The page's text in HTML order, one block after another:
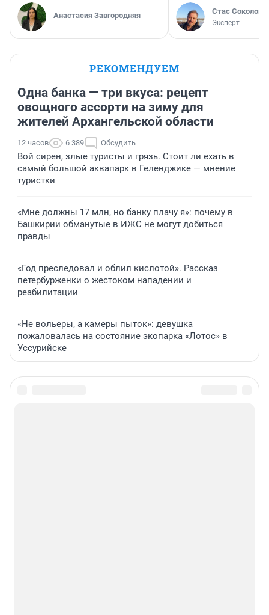
Анастасия Завгородняя Стас Соколов
Эксперт
РЕКОМЕНДУЕМ
Одна банка — три вкуса: рецепт
овощного ассорти на зиму для
жителей Архангельской области
12 часов 6 389 Обсудить
Вой сирен, злые туристы и грязь. Стоит ли ехать в
самый большой аквапарк в Геленджике — мнение
туристки
«Мне должны 17 млн, но банку плачу я»: почему в
Башкирии обманутые в ИЖС не могут добиться
правды
«Год преследовал и облил кислотой». Рассказ
петербурженки о жестоком нападении и
реабилитации
«Не вольеры, а камеры пыток»: девушка
пожаловалась на состояние экопарка «Лотос» в
Уссурийске